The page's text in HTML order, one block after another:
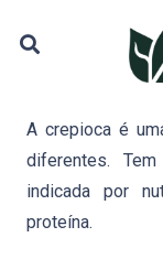
A crepioca é
diferentes.
indicada por
proteína.